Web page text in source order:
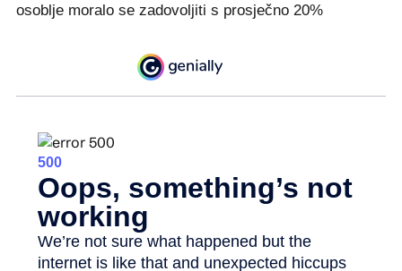
osoblje moralo se zadovoljiti s prosječno 20%